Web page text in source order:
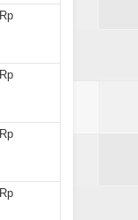
Rp
Rp
Rp
Rp